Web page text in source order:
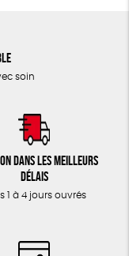
soin
dans les meilleurs
délais
1 à 4 jours ouvrés